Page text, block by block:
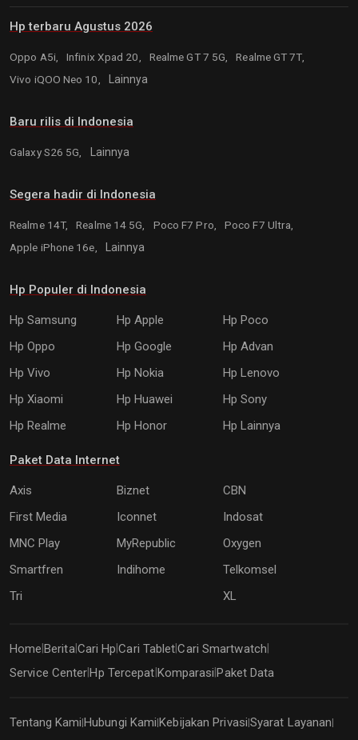
Hp terbaru Agustus 2026
Oppo A5i, Infinix Xpad 20, Realme GT 7 5G,
Realme GT 7T,
Vivo iQOO Neo 10,
Lainnya
Baru rilis di Indonesia
Galaxy S26 5G, Lainnya
Segera hadir di Indonesia
Realme 14T, Realme 14 5G, Poco F7 Pro,
Poco F7 Ultra,
Apple iPhone 16e,
Lainnya
Hp Populer di Indonesia
Hp Samsung Hp Apple
Hp Poco
Hp Oppo
Hp Google
Hp Advan
Hp Vivo
Hp Nokia
Hp Lenovo
Hp Xiaomi
Hp Huawei
Hp Sony
Hp Realme
Hp Honor Hp Lainnya
Paket Data Internet
Axis Biznet
CBN
First Media
Iconnet
Indosat
MNC Play
MyRepublic
Oxygen
Smartfren
Indihome
Telkomsel
Tri
XL
Home BeritaCari Hp |Cari Tablet|Cari Smartwatch
Service Center|Hp Tercepat Komparasi |Paket Data
Tentang Kami|Hubungi Kami|Kebijakan Privasi|Syarat Layanan|